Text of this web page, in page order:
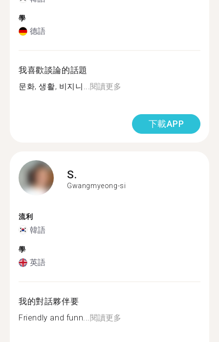
學
德語
我喜歡談論的話題
문화, 생활, 비지니...閱讀更多
下載APP
S.
Gwangmyeong-si
流利
韓語
學
英語
我的對話夥伴要
Friendly and funn...閱讀更多